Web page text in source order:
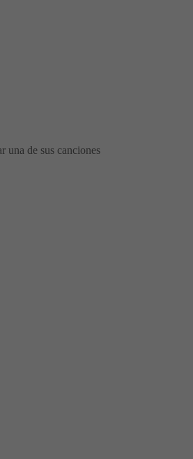
una de sus canciones